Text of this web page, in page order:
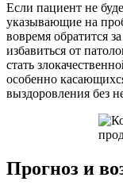
Если пациент не
указывающие на
вовремя обратится
избавиться от
стать
особенно
выздоровления без
Прогноз и